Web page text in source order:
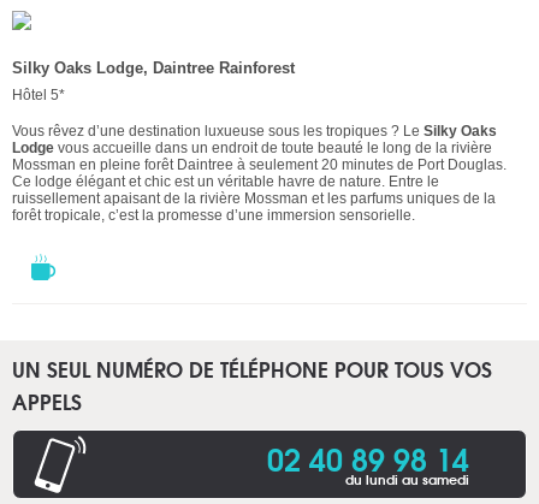
Silky Oaks Lodge, Daintree Rainforest
Hôtel 5*
Vous rêvez d’une destination luxueuse sous les tropiques ? Le Silky Oaks
Lodge vous accueille dans un endroit de toute beauté le long de la rivière
Mossman en pleine forêt Daintree à seulement 20 minutes de Port Douglas.
Ce lodge élégant et chic est un véritable havre de nature. Entre le
ruissellement apaisant de la rivière Mossman et les parfums uniques de la
forêt tropicale, c’est la promesse d’une immersion sensorielle.
UN SEUL NUMÉRO DE TÉLÉPHONE POUR TOUS VOS
APPELS
02 40 89 98 14
du lundi au samedi